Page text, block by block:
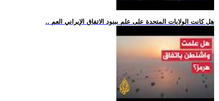
.. هل كانت الولايات المتحدة على علم ببنود الاتفاق الإيراني العم